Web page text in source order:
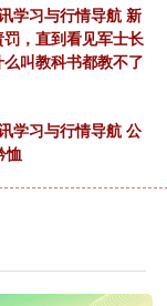
学习与行情导航 新
，直到看见军士长
叫教科书都教不了
学习与行情导航 公
恤